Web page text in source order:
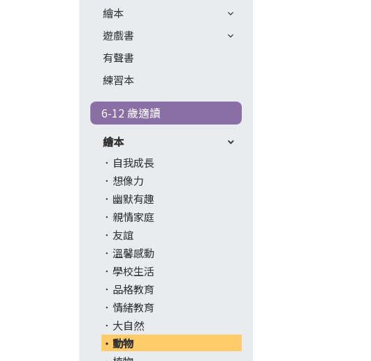
繪本
遊戲書
有聲書
練習本
6-12 歲適讀
繪本
自我成長
想像力
幽默有趣
親情家庭
友誼
溫馨感動
學校生活
品格教育
情緒教育
大自然
動物